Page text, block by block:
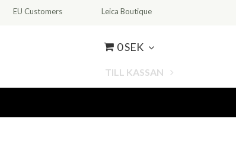
EU Customers Leica Boutique
0 SEK
TILL KASSAN